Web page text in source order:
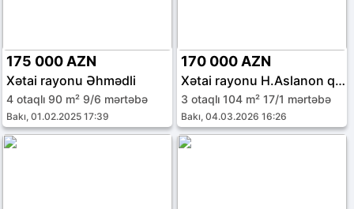
175 000 AZN
Xətai rayonu Əhmədli
4 otaqlı 90 m² 9/6 mərtəbə
Bakı, 01.02.2025 17:39
170 000 AZN
Xətai rayonu H.Aslanon qəs.
3 otaqlı 104 m² 17/1 mərtəbə
Bakı, 04.03.2026 16:26